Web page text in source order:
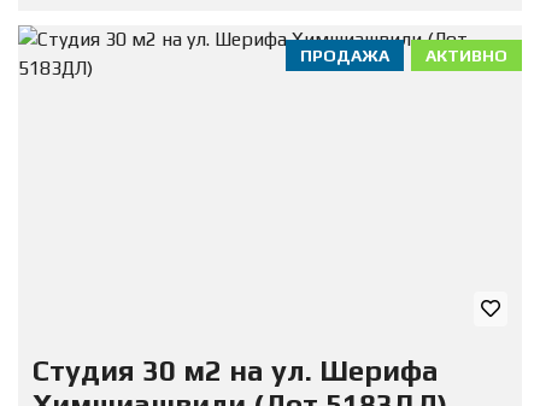
АКТИВНО
ПРОДАЖА
Студия 30 м2 на ул. Шерифа